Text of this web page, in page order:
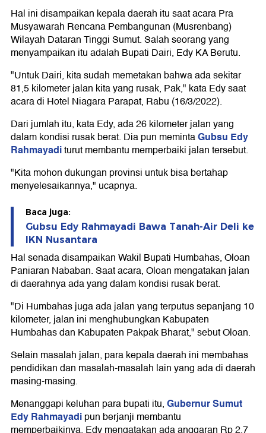
Hal ini disampaikan kepala daerah itu saat acara Pra
Musyawarah Rencana Pembangunan (Musrenbang)
Wilayah Dataran Tinggi Sumut. Salah seorang yang
menyampaikan itu adalah Bupati Dairi, Edy KA Berutu.
"Untuk Dairi, kita sudah memetakan bahwa ada sekitar
81,5 kilometer jalan kita yang rusak, Pak," kata Edy saat
acara di Hotel Niagara Parapat, Rabu (16/3/2022).
Dari jumlah itu, kata Edy, ada 26 kilometer jalan yang
dalam kondisi rusak berat. Dia pun memintaGubsu Edy
Rahmayaditurut membantu memperbaiki jalan tersebut.
"Kita mohon dukungan provinsi untuk bisa bertahap
menyelesaikannya," ucapnya.
Baca juga:
Gubsu Edy Rahmayadi Bawa Tanah-Air Deli ke
IKN Nusantara
Hal senada disampaikan Wakil Bupati Humbahas, Oloan
Paniaran Nababan. Saat acara, Oloan mengatakan jalan
di daerahnya ada yang dalam kondisi rusak berat.
"Di Humbahas juga ada jalan yang terputus sepanjang 10
kilometer, jalan ini menghubungkan Kabupaten
Humbahas dan Kabupaten Pakpak Bharat," sebut Oloan.
Selain masalah jalan, para kepala daerah ini membahas
pendidikan dan masalah-masalah lain yang ada di daerah
masing-masing.
Menanggapi keluhan para bupati itu,Gubernur Sumut
Edy Rahmayadipun berjanji membantu